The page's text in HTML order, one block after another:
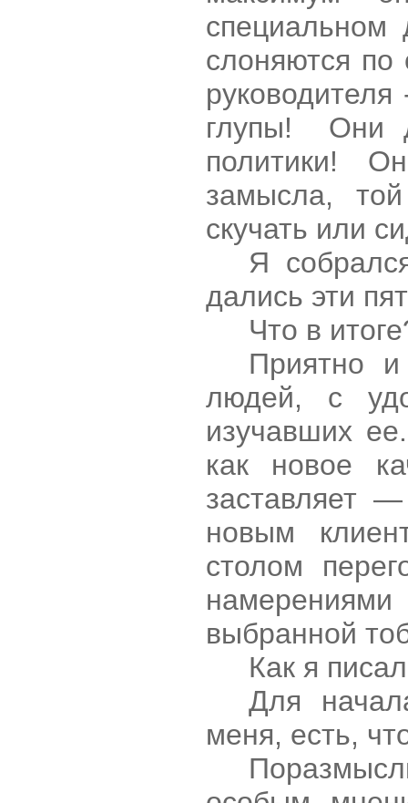
специальном
слоняются
глупы!
Они
политики!
замысла,
скучать или
Я
дались эти
Что в
Приятно
людей, с
изучавших
как новое
заставляет
новым
столом
выбранной
Как я
Для
меня, есть,